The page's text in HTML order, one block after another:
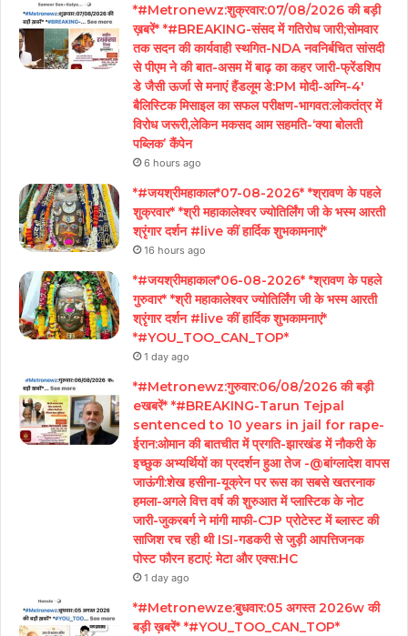
*#Metronewz:शुक्रवार:07/08/2026 की बड़ी
ख़बरें* *#BREAKING-संसद में गतिरोध जारी;सोमवार
तक सदन की कार्यवाही स्थगित-NDA नवनिर्बचित सांसदी
से पीएम ने की बात-असम में बाढ़ का कहर जारी-फ्रेंडशिप
डे जैसी ऊर्जा से मनाएं हैंडलूम डे:PM मोदी-अग्नि-4′
बैलिस्टिक मिसाइल का सफल परीक्षण-भागवत:लोकतंत्र में
विरोध जरूरी,लेकिन मकसद आम सहमति-‘क्या बोलती
पब्लिक’ कैंपेन
6 hours ago
*#जयश्रीमहाकाल*07-08-2026* *श्रावण के पहले
शुक्रवार* *श्री महाकालेश्वर ज्योतिर्लिंग जी के भस्म आरती
श्रृंगार दर्शन #live कीं हार्दिक शुभकामनाएं*
16 hours ago
*#जयश्रीमहाकाल*06-08-2026* *श्रावण के पहले
गुरुवार* *श्री महाकालेश्वर ज्योतिर्लिंग जी के भस्म आरती
श्रृंगार दर्शन #live कीं हार्दिक शुभकामनाएं*
*#YOU_TOO_CAN_TOP*
1 day ago
*#Metronewz:गुरुवार:06/08/2026 की बड़ी
eखबरें* *#BREAKING-Tarun Tejpal
sentenced to 10 years in jail for rape-
ईरान:ओमान की बातचीत में प्रगति-झारखंड में नौकरी के
इच्छुक अभ्यर्थियों का प्रदर्शन हुआ तेज -@बांग्लादेश वापस
जाऊंगी:शेख हसीना-यूक्रेन पर रूस का सबसे खतरनाक
हमला-अगले वित्त वर्ष की शुरुआत में प्लास्टिक के नोट
जारी-जुकरबर्ग ने मांगी माफी-CJP प्रोटेस्ट में ब्लास्ट की
साजिश रच रही थी ISI-गडकरी से जुड़ी आपत्तिजनक
पोस्ट फौरन हटाएं: मेटा और एक्स:HC
1 day ago
*#Metronewze:बुधवार:05 अगस्त 2026w की
बड़ी ख़बरें* *#YOU_TOO_CAN_TOP*